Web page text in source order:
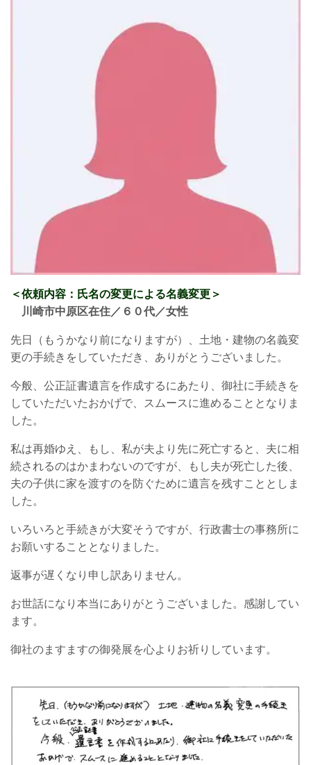
＜依頼内容：氏名の変更による名義変更 ＞
川崎市中原区在住／６０代／女性
先日（もうかなり前になりますが）、土地・建物の名義変
更の手続きをしていただき、ありがとうございました。
今般、公正証書遺言を作成するにあたり、御社に手続きを
していただいたおかげで、スムースに進めることとなりま
した。
私は再婚ゆえ、もし、私が夫より先に死亡すると、夫に相
続されるのはかまわないのですが、もし夫が死亡した後、
夫の子供に家を渡すのを防ぐために遺言を残すこととしま
した。
いろいろと手続きが大変そうですが、行政書士の事務所に
お願いすることとなりました。
返事が遅くなり申し訳ありません。
お世話になり本当にありがとうございました。感謝してい
ます。
御社のますますの御発展を心よりお祈りしています。